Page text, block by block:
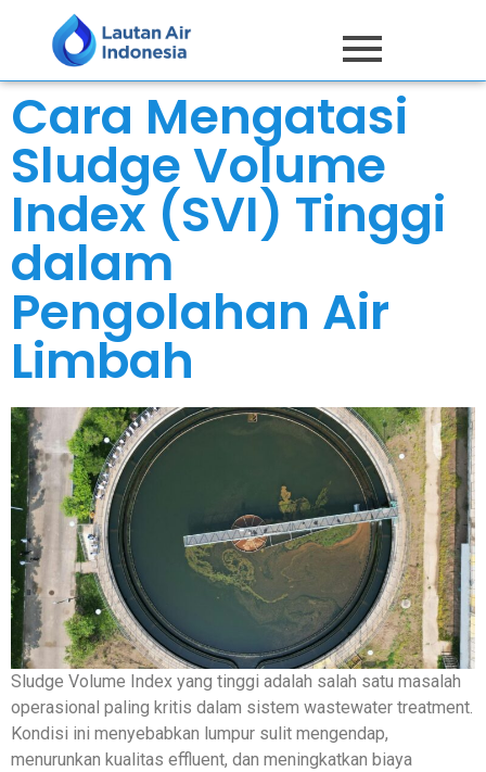
Cara Mengatasi
Sludge Volume
Index (SVI) Tinggi
dalam
Pengolahan Air
Limbah
Sludge Volume Index yang tinggi adalah salah satu masalah
operasional paling kritis dalam sistem wastewater treatment.
Kondisi ini menyebabkan lumpur sulit mengendap,
menurunkan kualitas effluent, dan meningkatkan biaya